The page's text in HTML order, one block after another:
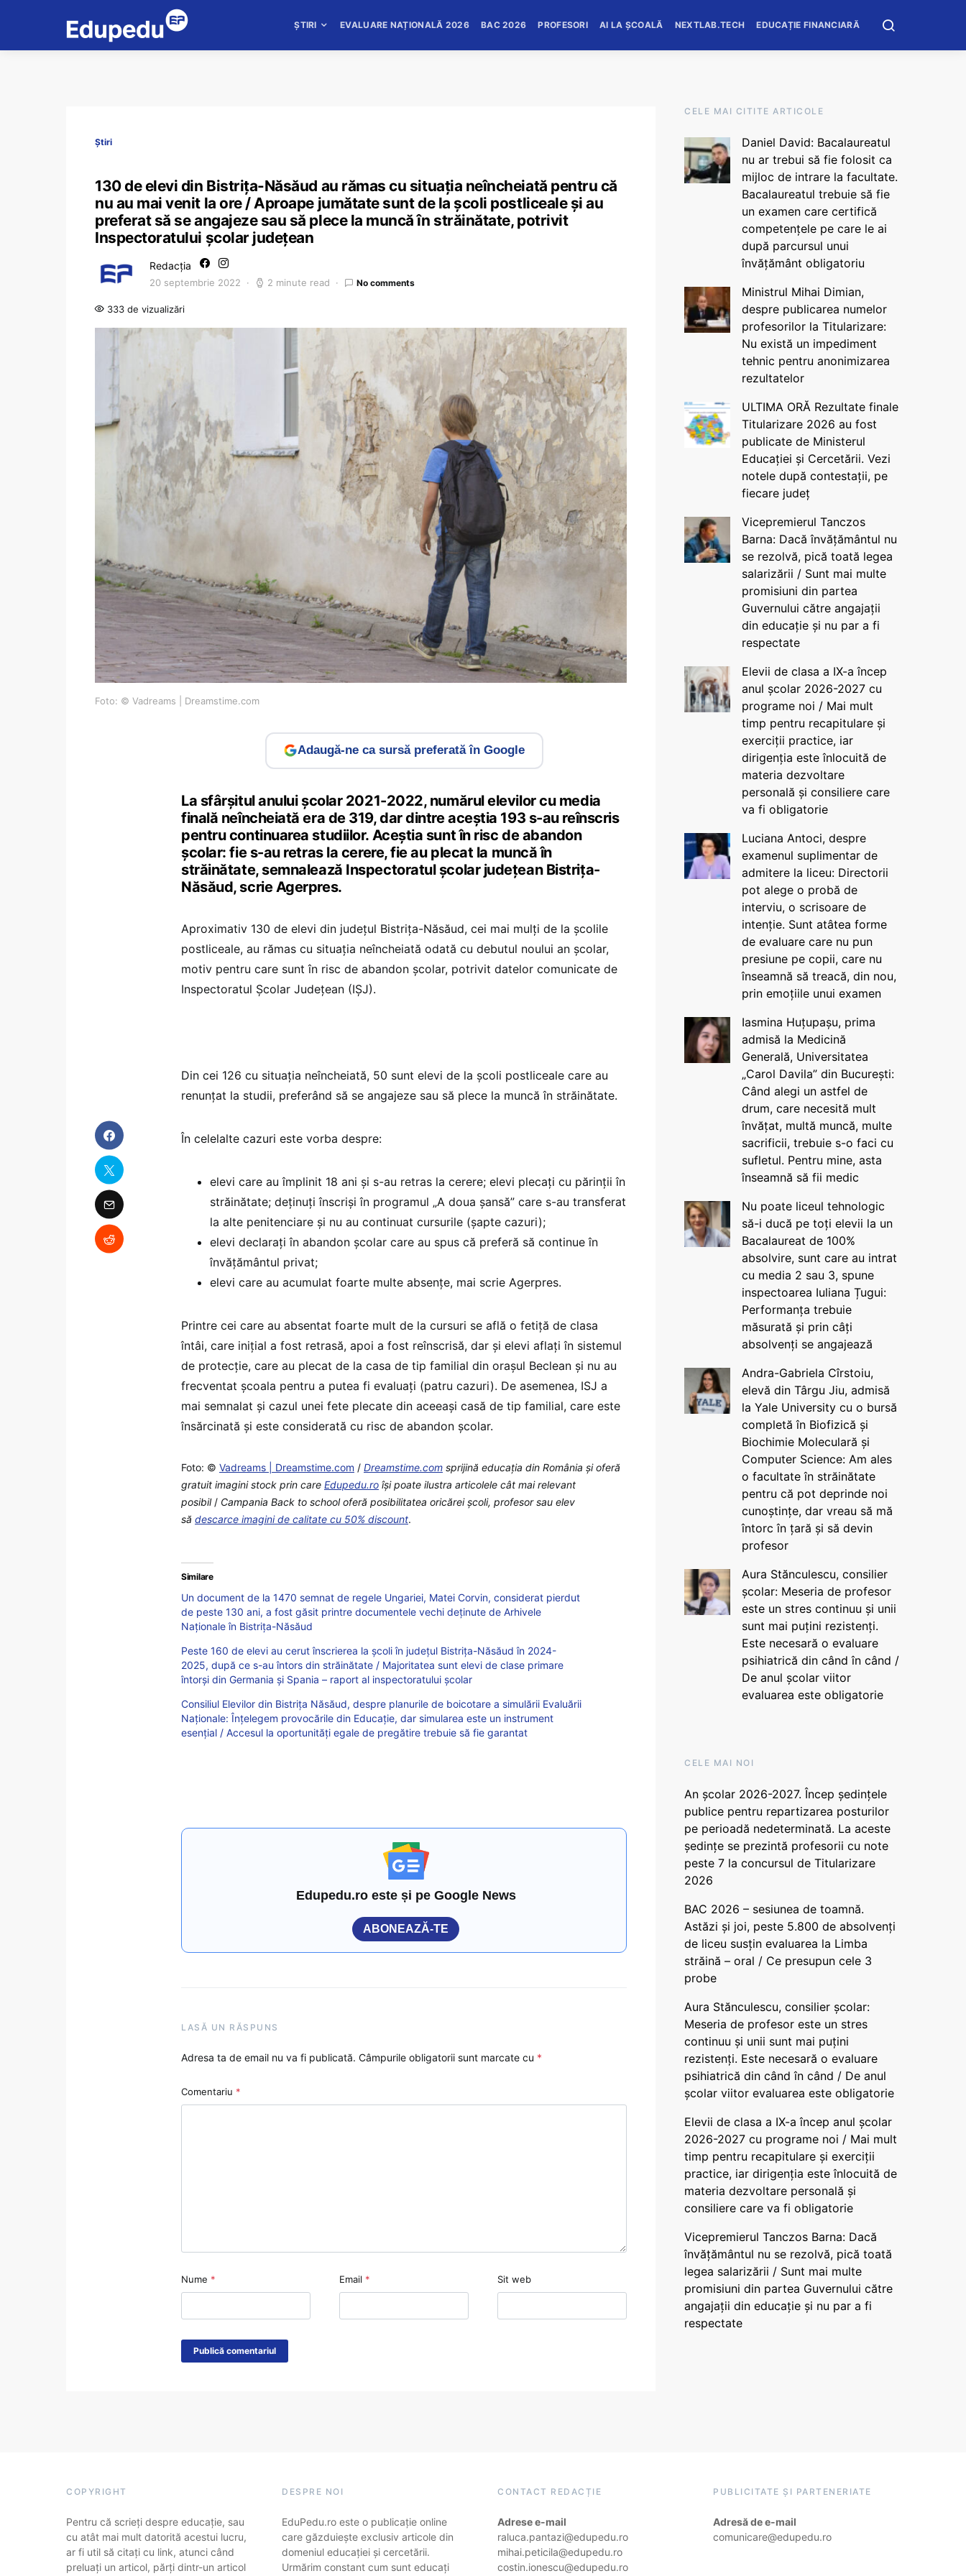
ȘTIRI EVALUARE NAȚIONALĂ 2026 BAC 2026 PROFESORI AI LA ȘCOALĂ NEXTLAB.TECH EDUCAȚIE FINANCIARĂ
Știri
130 de elevi din Bistrița-Năsăud au rămas cu situația neîncheiată pentru că
nu au mai venit la ore / Aproape jumătate sunt de la școli postliceale și au
preferat să se angajeze sau să plece la muncă în străinătate, potrivit
Inspectoratului școlar județean
Redacția
20 septembrie 2022 2 minute read No comments
333 de vizualizări
Foto: © Vadreams | Dreamstime.com
Adaugă-ne ca sursă preferată în Google
La sfârşitul anului şcolar 2021-2022, numărul elevilor cu media
finală neîncheiată era de 319, dar dintre aceştia 193 s-au reînscris
pentru continuarea studiilor. Aceștia sunt în risc de abandon
școlar: fie s-au retras la cerere, fie au plecat la muncă în
străinătate, semnalează Inspectoratul școlar județean Bistrița-
Năsăud, scrie Agerpres.
Aproximativ 130 de elevi din judeţul Bistriţa-Năsăud, cei mai mulţi de la şcolile
postliceale, au rămas cu situaţia neîncheiată odată cu debutul noului an şcolar,
motiv pentru care sunt în risc de abandon şcolar, potrivit datelor comunicate de
Inspectoratul Şcolar Judeţean (IŞJ).
Din cei 126 cu situaţia neîncheiată, 50 sunt elevi de la şcoli postliceale care au
renunţat la studii, preferând să se angajeze sau să plece la muncă în străinătate.
În celelalte cazuri este vorba despre:
elevi care au împlinit 18 ani şi s-au retras la cerere; elevi plecaţi cu părinţii în
străinătate; deţinuţi înscrişi în programul „A doua şansă” care s-au transferat
la alte penitenciare şi nu au continuat cursurile (şapte cazuri);
elevi declaraţi în abandon şcolar care au spus că preferă să continue în
învăţământul privat;
elevi care au acumulat foarte multe absenţe, mai scrie Agerpres.
Printre cei care au absentat foarte mult de la cursuri se află o fetiţă de clasa
întâi, care iniţial a fost retrasă, apoi a fost reînscrisă, dar şi elevi aflaţi în sistemul
de protecţie, care au plecat de la casa de tip familial din oraşul Beclean şi nu au
frecventat şcoala pentru a putea fi evaluaţi (patru cazuri). De asemenea, ISJ a
mai semnalat și cazul unei fete plecate din aceeaşi casă de tip familial, care este
însărcinată şi este considerată cu risc de abandon şcolar.
Foto: © Vadreams | Dreamstime.com / Dreamstime.com sprijină educaţia din România şi oferă
gratuit imagini stock prin care Edupedu.ro îşi poate ilustra articolele cât mai relevant
posibil/ Campania Back to school oferă posibilitatea oricărei școli, profesor sau elev
să descarce imagini de calitate cu 50% discount.
Similare
Un document de la 1470 semnat de regele Ungariei, Matei Corvin, considerat pierdut
de peste 130 ani, a fost găsit printre documentele vechi deținute de Arhivele
Naționale în Bistrița-Năsăud
Peste 160 de elevi au cerut înscrierea la școli în județul Bistrița-Năsăud în 2024-
2025, după ce s-au întors din străinătate / Majoritatea sunt elevi de clase primare
întorși din Germania și Spania – raport al inspectoratului școlar
Consiliul Elevilor din Bistrița Năsăud, despre planurile de boicotare a simulării Evaluării
Naționale: Înțelegem provocările din Educație, dar simularea este un instrument
esențial / Accesul la oportunități egale de pregătire trebuie să fie garantat
Edupedu.ro este și pe Google News
ABONEAZĂ-TE
LASĂ UN RĂSPUNS
Adresa ta de email nu va fi publicată. Câmpurile obligatorii sunt marcate cu *
Comentariu *
Nume * Email * Sit web
CELE MAI CITITE ARTICOLE
Daniel David: Bacalaureatul
nu ar trebui să fie folosit ca
mijloc de intrare la facultate.
Bacalaureatul trebuie să fie
un examen care certifică
competențele pe care le ai
după parcursul unui
învățământ obligatoriu
Ministrul Mihai Dimian,
despre publicarea numelor
profesorilor la Titularizare:
Nu există un impediment
tehnic pentru anonimizarea
rezultatelor
ULTIMA ORĂ Rezultate finale
Titularizare 2026 au fost
publicate de Ministerul
Educației și Cercetării. Vezi
notele după contestații, pe
fiecare județ
Vicepremierul Tanczos
Barna: Dacă învățământul nu
se rezolvă, pică toată legea
salarizării / Sunt mai multe
promisiuni din partea
Guvernului către angajații
din educație și nu par a fi
respectate
Elevii de clasa a IX-a încep
anul școlar 2026-2027 cu
programe noi / Mai mult
timp pentru recapitulare și
exerciții practice, iar
dirigenția este înlocuită de
materia dezvoltare
personală și consiliere care
va fi obligatorie
Luciana Antoci, despre
examenul suplimentar de
admitere la liceu: Directorii
pot alege o probă de
interviu, o scrisoare de
intenție. Sunt atâtea forme
de evaluare care nu pun
presiune pe copii, care nu
înseamnă să treacă, din nou,
prin emoțiile unui examen
Iasmina Huțupașu, prima
admisă la Medicină
Generală, Universitatea
„Carol Davila” din București:
Când alegi un astfel de
drum, care necesită mult
învățat, multă muncă, multe
sacrificii, trebuie s-o faci cu
sufletul. Pentru mine, asta
înseamnă să fii medic
Nu poate liceul tehnologic
să-i ducă pe toți elevii la un
Bacalaureat de 100%
absolvire, sunt care au intrat
cu media 2 sau 3, spune
inspectoarea Iuliana Țugui:
Performanța trebuie
măsurată și prin câți
absolvenți se angajează
Andra-Gabriela Cîrstoiu,
elevă din Târgu Jiu, admisă
la Yale University cu o bursă
completă în Biofizică și
Biochimie Moleculară și
Computer Science: Am ales
o facultate în străinătate
pentru că pot deprinde noi
cunoștințe, dar vreau să mă
întorc în țară și să devin
profesor
Aura Stănculescu, consilier
școlar: Meseria de profesor
este un stres continuu și unii
sunt mai puțini rezistenți.
Este necesară o evaluare
psihiatrică din când în când /
De anul școlar viitor
evaluarea este obligatorie
CELE MAI NOI
An școlar 2026-2027. Încep ședințele
publice pentru repartizarea posturilor
pe perioadă nedeterminată. La aceste
ședințe se prezintă profesorii cu note
peste 7 la concursul de Titularizare
2026
BAC 2026 – sesiunea de toamnă.
Astăzi și joi, peste 5.800 de absolvenți
de liceu susțin evaluarea la Limba
străină – oral / Ce presupun cele 3
probe
Aura Stănculescu, consilier școlar:
Meseria de profesor este un stres
continuu și unii sunt mai puțini
rezistenți. Este necesară o evaluare
psihiatrică din când în când / De anul
școlar viitor evaluarea este obligatorie
Elevii de clasa a IX-a încep anul școlar
2026-2027 cu programe noi / Mai mult
timp pentru recapitulare și exerciții
practice, iar dirigenția este înlocuită de
materia dezvoltare personală și
consiliere care va fi obligatorie
Vicepremierul Tanczos Barna: Dacă
învățământul nu se rezolvă, pică toată
legea salarizării / Sunt mai multe
promisiuni din partea Guvernului către
angajații din educație și nu par a fi
respectate
COPYRIGHT
Pentru că scrieți despre educație, sau
cu atât mai mult datorită acestui lucru,
ar fi util să citați cu link, atunci când
preluați un articol, părți dintr-un articol
DESPRE NOI
EduPedu.ro este o publicație online
care găzduiește exclusiv articole din
domeniul educației și cercetării.
Urmărim constant cum sunt educați
CONTACT REDACȚIE
Adrese e-mail
raluca.pantazi@edupedu.ro
mihai.peticila@edupedu.ro
costin.ionescu@edupedu.ro
PUBLICITATE ȘI PARTENERIATE
Adresă de e-mail
comunicare@edupedu.ro